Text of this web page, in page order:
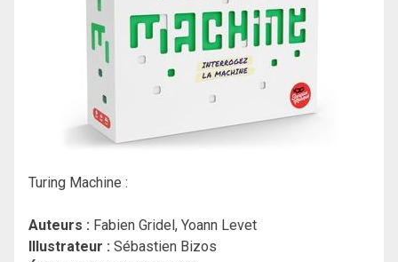
Turing Machine :
Auteurs : Fabien Gridel, Yoann Levet
Illustrateur : Sébastien Bizos